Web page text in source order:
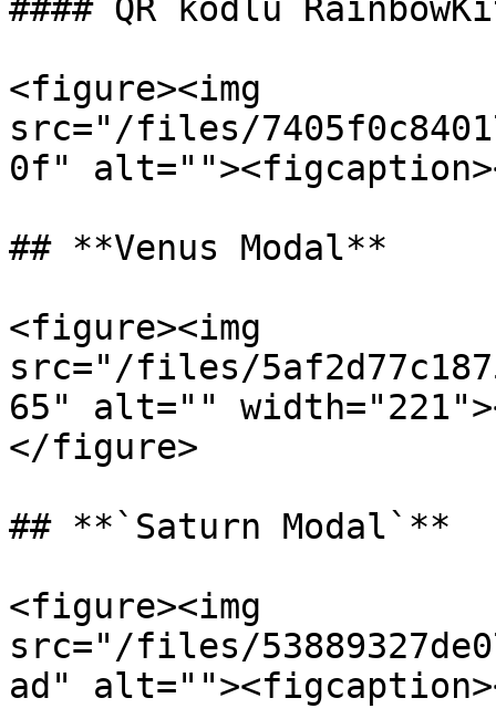
#### QR kodlu
<figure><img
src="/files/
0f"
## **Venus Modal**
<figure><img
src="/files/
65" alt=""
</figure>
## **`Saturn Modal`**
<figure><img
src="/files/
ad"